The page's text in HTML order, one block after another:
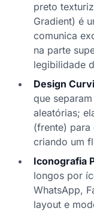
preto
Gradient) é
comunica
na parte
legibilidade
Design
que
aleatórias;
(frente)
criando um
Iconografia
longos por
WhatsApp,
layout e